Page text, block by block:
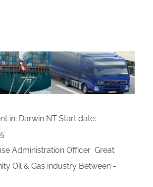
in: Darwin NT Start date:
Administration Officer Great
Oil & Gas industry Between -